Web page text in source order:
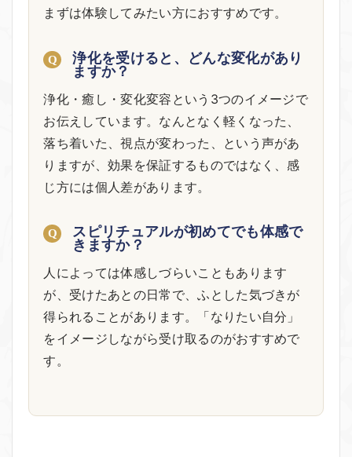
まずは体験してみたい方におすすめです。
浄化を受けると、どんな変化があり
ますか？
浄化・癒し・変化変容という3つのイメージで
お伝えしています。なんとなく軽くなった、
落ち着いた、視点が変わった、という声があ
りますが、効果を保証するものではなく、感
じ方には個人差があります。
スピリチュアルが初めてでも体感で
きますか？
人によっては体感しづらいこともあります
が、受けたあとの日常で、ふとした気づきが
得られることがあります。「なりたい自分」
をイメージしながら受け取るのがおすすめで
す。